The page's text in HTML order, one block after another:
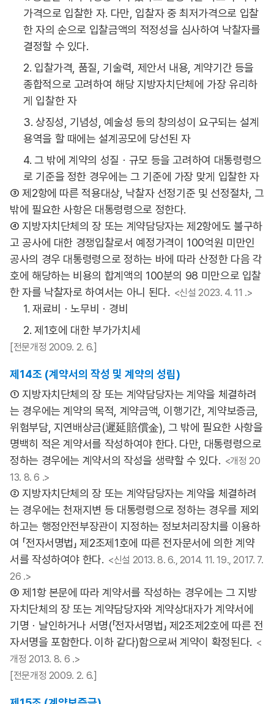
가격으로 입찰한 자. 다만, 입찰자 중 최저가격으로 입찰
한 자의 순으로 입찰금액의 적정성을 심사하여 낙찰자를
결정할 수 있다.
2. 입찰가격, 품질, 기술력, 제안서 내용, 계약기간 등을
종합적으로 고려하여 해당 지방자치단체에 가장 유리하
게 입찰한 자
3. 상징성, 기념성, 예술성 등의 창의성이 요구되는 설계
용역을 할 때에는 설계공모에 당선된 자
4. 그 밖에 계약의 성질ㆍ규모 등을 고려하여 대통령령으
로 기준을 정한 경우에는 그 기준에 가장 맞게 입찰한 자
③ 제2항에 따른 적용대상, 낙찰자 선정기준 및 선정절차, 그
밖에 필요한 사항은 대통령령으로 정한다.
④ 지방자치단체의 장 또는 계약담당자는 제2항에도 불구하
고 공사에 대한 경쟁입찰로서 예정가격이 100억원 미만인
공사의 경우 대통령령으로 정하는 바에 따라 산정한 다음 각
호에 해당하는 비용의 합계액의 100분의 98 미만으로 입찰
한 자를 낙찰자로 하여서는 아니 된다. <신설 2023. 4. 11 .>
1. 재료비ㆍ노무비ㆍ경비
2. 제1호에 대한 부가가치세
[전문개정 2009. 2. 6.]
제14조 (계약서의 작성 및 계약의 성립)
① 지방자치단체의 장 또는 계약담당자는 계약을 체결하려
는 경우에는 계약의 목적, 계약금액, 이행기간, 계약보증금,
위험부담, 지연배상금(遲延賠償金), 그 밖에 필요한 사항을
명백히 적은 계약서를 작성하여야 한다. 다만, 대통령령으로
정하는 경우에는 계약서의 작성을 생략할 수 있다. <개정 20
13. 8. 6 .>
② 지방자치단체의 장 또는 계약담당자는 계약을 체결하려
는 경우에는 천재지변 등 대통령령으로 정하는 경우를 제외
하고는 행정안전부장관이 지정하는 정보처리장치를 이용하
여 「전자서명법」 제2조제1호에 따른 전자문서에 의한 계약
서를 작성하여야 한다. <신설 2013. 8. 6., 2014. 11. 19., 2017. 7.
26 .>
③ 제1항 본문에 따라 계약서를 작성하는 경우에는 그 지방
자치단체의 장 또는 계약담당자와 계약상대자가 계약서에
기명ㆍ날인하거나 서명(「전자서명법」 제2조제2호에 따른 전
자서명을 포함한다. 이하 같다)함으로써 계약이 확정된다. <
개정 2013. 8. 6 .>
[전문개정 2009. 2. 6.]